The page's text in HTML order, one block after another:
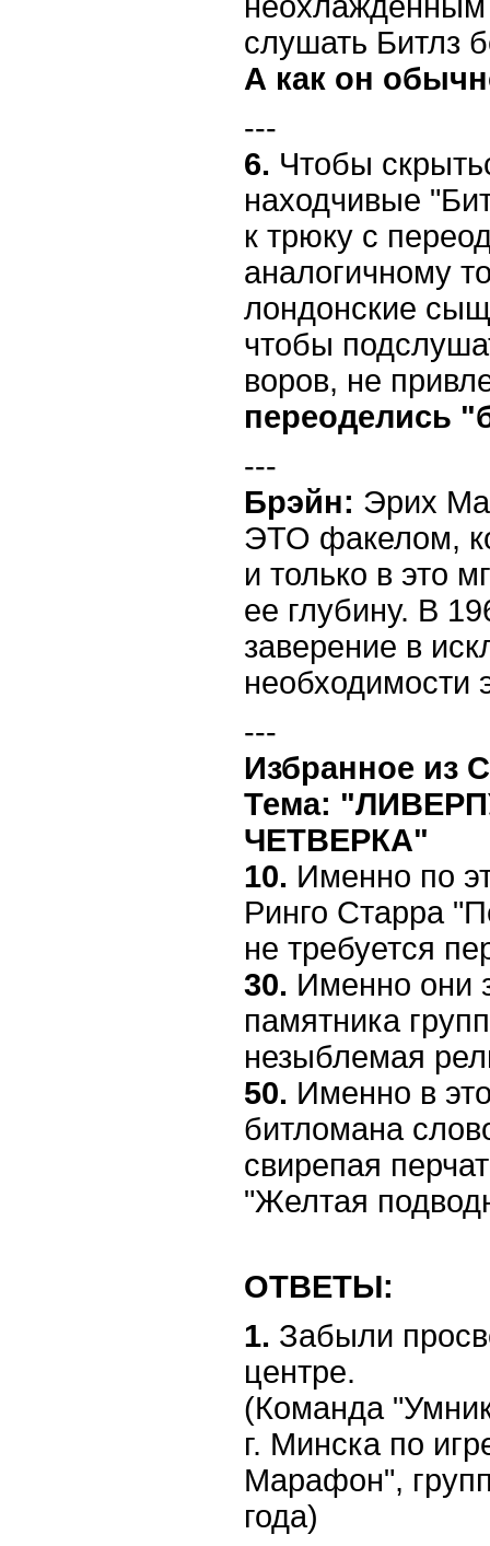
слушать Битлз
А как он
---
6. Чтобы
находчивые
к трюку с
аналогичному
лондонские
чтобы
воров, не
переоделись
---
Брэйн: Эрих
ЭТО факелом,
и только в это
ее глубину. В
заверение в
необходимости
---
Избранное из
Тема:
ЧЕТВЕРКА"
10. Именно по
Ринго Старра
не требуется
30. Именно они
памятника
незыблемая
50. Именно в
битломана
свирепая
"Желтая
ОТВЕТЫ:
1. Забыли
центре.
(Команда
г. Минска по
Марафон",
года)